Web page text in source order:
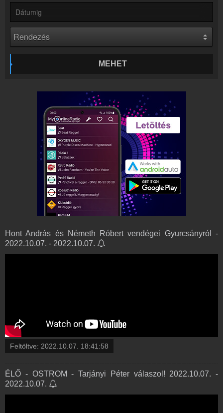
Online rádió készítés
Készítés lépésről lépésre
MEHET
Hont András és Németh Róbert vendégei Gyurcsányról -
2022.10.07. - 2022.10.07.
Feltöltve: 2022.10.07. 18:41:58
ÉLŐ - OSTROM - Tarjányi Péter válaszol! 2022.10.07. -
2022.10.07.